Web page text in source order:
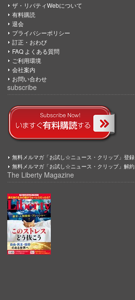
ザ・リバティWebについて
有料購読
退会
プライバシーポリシー
訂正・おわび
FAQ よくある質問
ご利用環境
会社案内
お問い合わせ
subscribe
無料メルマガ「お試し☆ニュース・クリップ」登録
無料メルマガ「お試し☆ニュース・クリップ」解約
The Liberty Magazine